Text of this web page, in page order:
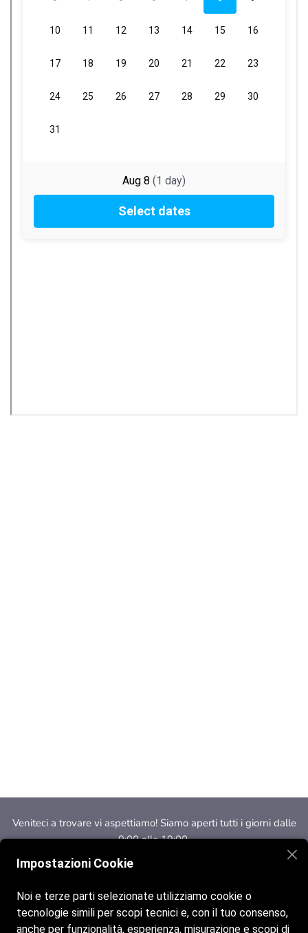
Veniteci a trovare vi aspettiamo! Siamo aperti tutti i giorni dalle
9:00 alle 19:00.
Impostazioni Cookie
Noi e terze parti selezionate utilizziamo cookie o
tecnologie simili per scopi tecnici e, con il tuo consenso,
anche per funzionalità, esperienza, misurazione e scopi di